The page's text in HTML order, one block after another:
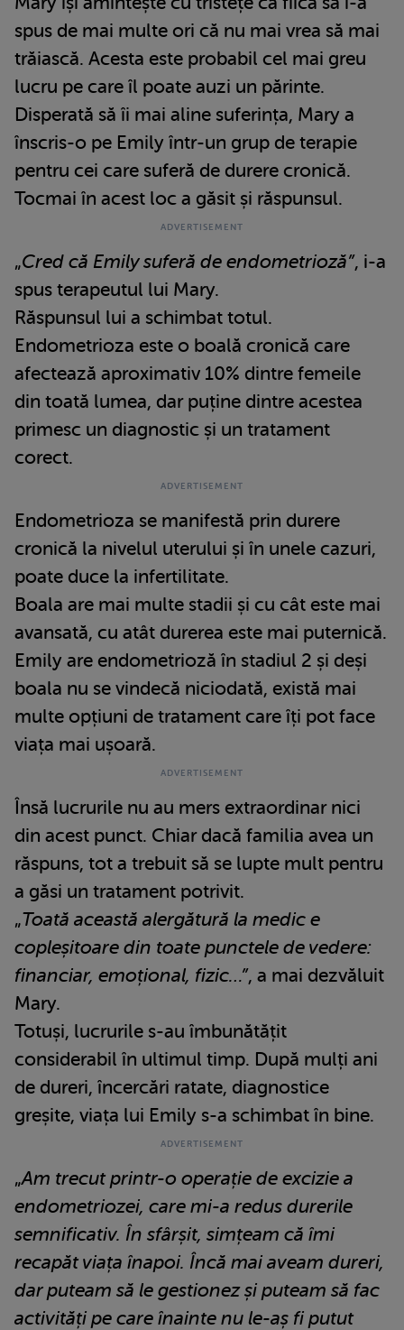
spus de mai multe ori că nu mai vrea să mai
trăiască. Acesta este probabil cel mai greu
lucru pe care îl poate auzi un părinte.
Disperată să îi mai aline suferința, Mary a
înscris-o pe Emily într-un grup de terapie
pentru cei care suferă de durere cronică.
Tocmai în acest loc a găsit și răspunsul.
„Cred că Emily suferă de endometrioză”, i-a
spus terapeutul lui Mary.
Răspunsul lui a schimbat totul.
Endometrioza este o boală cronică care
afectează aproximativ 10% dintre femeile
din toată lumea, dar puține dintre acestea
primesc un diagnostic și un tratament
corect.
Endometrioza se manifestă prin durere
cronică la nivelul uterului și în unele cazuri,
poate duce la infertilitate.
Boala are mai multe stadii și cu cât este mai
avansată, cu atât durerea este mai puternică.
Emily are endometrioză în stadiul 2 și deși
boala nu se vindecă niciodată, există mai
multe opțiuni de tratament care îți pot face
viața mai ușoară.
Însă lucrurile nu au mers extraordinar nici
din acest punct. Chiar dacă familia avea un
răspuns, tot a trebuit să se lupte mult pentru
a găsi un tratament potrivit.
„Toată această alergătură la medic e
copleșitoare din toate punctele de vedere:
financiar, emoțional, fizic…”, a mai dezvăluit
Mary.
Totuși, lucrurile s-au îmbunătățit
considerabil în ultimul timp. După mulți ani
de dureri, încercări ratate, diagnostice
greșite, viața lui Emily s-a schimbat în bine.
„Am trecut printr-o operație de excizie a
endometriozei, care mi-a redus durerile
semnificativ. În sfârșit, simțeam că îmi
recapăt viața înapoi. Încă mai aveam dureri,
dar puteam să le gestionez și puteam să fac
activități pe care înainte nu le-aș fi putut